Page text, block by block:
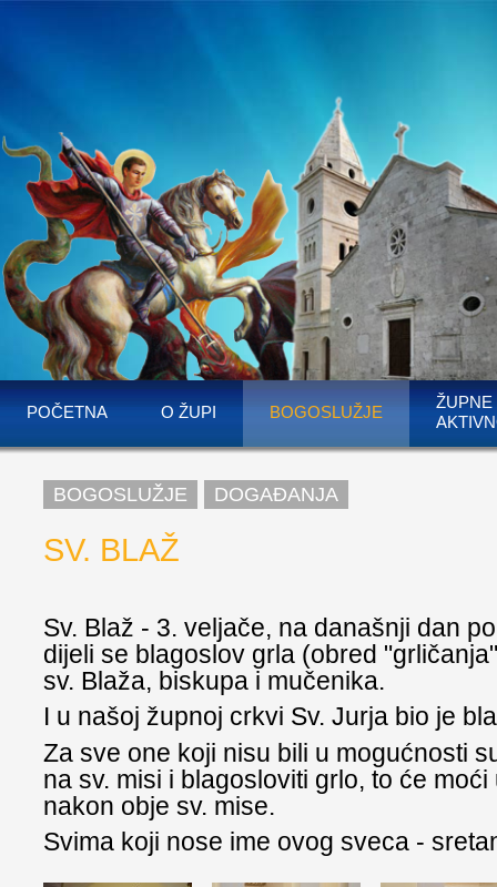
POČETNA O ŽUPI BOGOSLUŽJE
ŽUPNE
BOGOSLUŽJE DOGAĐANJA
SV. BLAŽ
Sv. Blaž - 3. veljače, na današnji dan
dijeli se blagoslov grla (obred
sv. Blaža, biskupa i mučenika.
I u našoj župnoj crkvi Sv. Jurja bio je
Za sve one koji nisu bili u mogućnosti
na sv. misi i blagosloviti grlo, to će moći
nakon obje sv. mise.
Svima koji nose ime ovog sveca -